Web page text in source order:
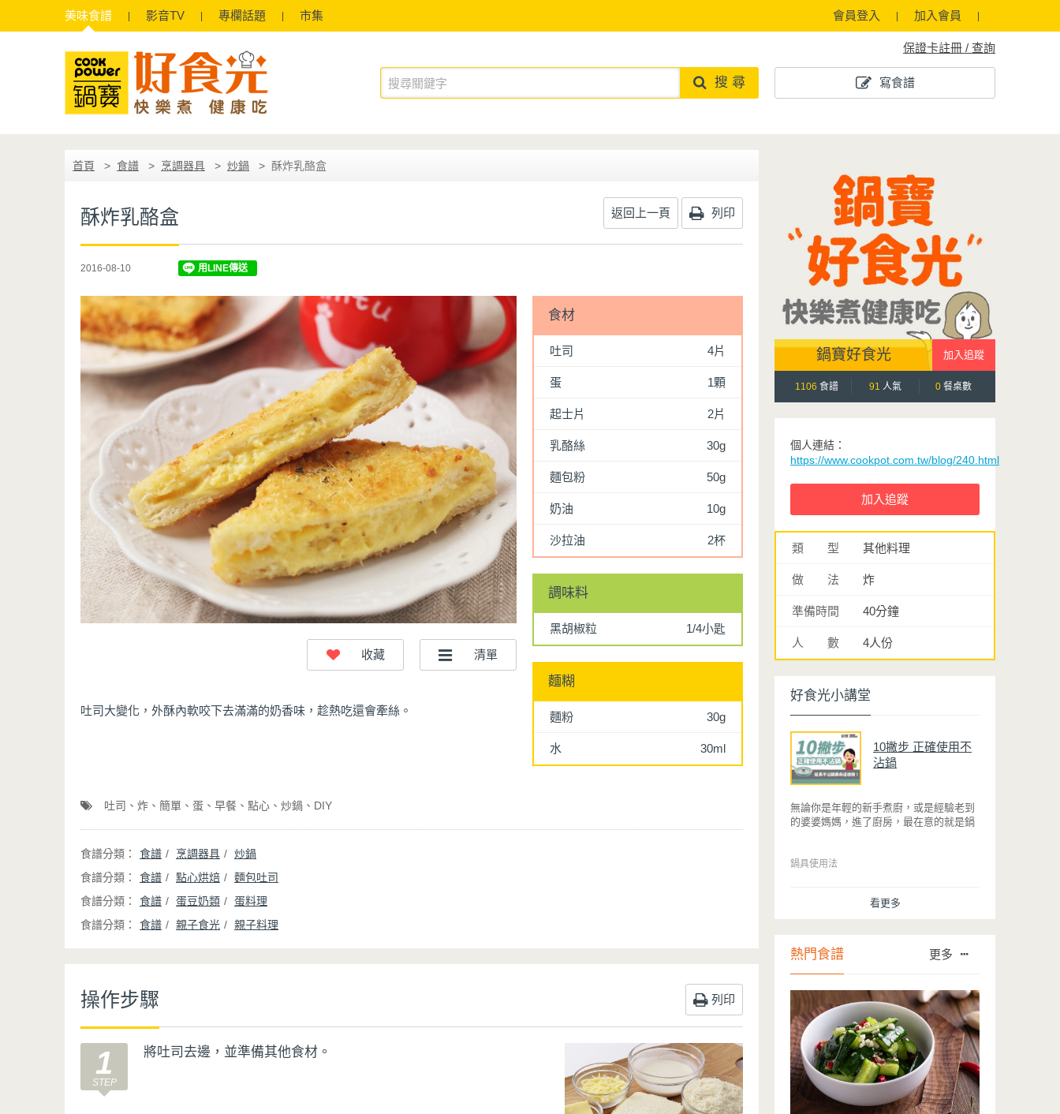
美味食譜 影音TV 專欄話題 市集 會員登入 加入會員
保證卡註冊 / 查詢
寫食譜
搜 尋
首頁 食譜 烹調器具 炒鍋 酥炸乳酪盒
酥炸乳酪盒 返回上一頁 列印
2016-08-10
吐司大變化，外酥內軟咬下去滿滿的奶香味，趁熱吃還會牽絲。
食材
吐司 4片
蛋 1顆
起士片 2片
乳酪絲 30g
麵包粉 50g
奶油 10g
沙拉油 2杯
調味料
黑胡椒粒 1/4小匙
麵糊
麵粉 30g
水 30ml
吐司 炸 簡單 蛋 早餐 點心 炒鍋 DIY
食譜 烹調器具
炒鍋
食譜
點心烘焙
麵包吐司
食譜
蛋豆奶類
蛋料理
食譜
親子食光 親子料理
操作步驟 列印
1 將吐司去邊，並準備其他食材。
鍋寶好食光
1106 食譜 91 人氣 0 餐桌數
個人連結：
https://www.cookpot.com.tw/blog/240.html
類 型 其他料理
做 法 炸
準備時間 40分鐘
人 數 4人份
好食光小講堂
10撇步 正確使用不
沾鍋
無論你是年輕的新手煮廚，或是經驗老到
的婆婆媽媽，進了廚房，最在意的就是鍋
的問題後，就深受普羅大眾的喜愛，而鍋
金鑽不沾系列的鍋具，更年年穩居銷售排
您！
鍋具使用法
看更多
熱門食譜 更多